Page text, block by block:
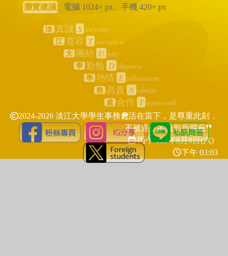
瀏覽建議
電腦 1024+ px、手機 420+ px
淡 真誠 S incerity
江 寬容 T olerance
大 團結 U nity
學 勤勉 D iligence
學 熱情 E nthusiasm
務 高貴 N obility
處 合作 T eamwork
2024-2026 淡江大學學生事務處活在當下，是尊重此刻，
不被過去的陰影所矇蔽
丙午 115年8月8日(六)
下午 03:03